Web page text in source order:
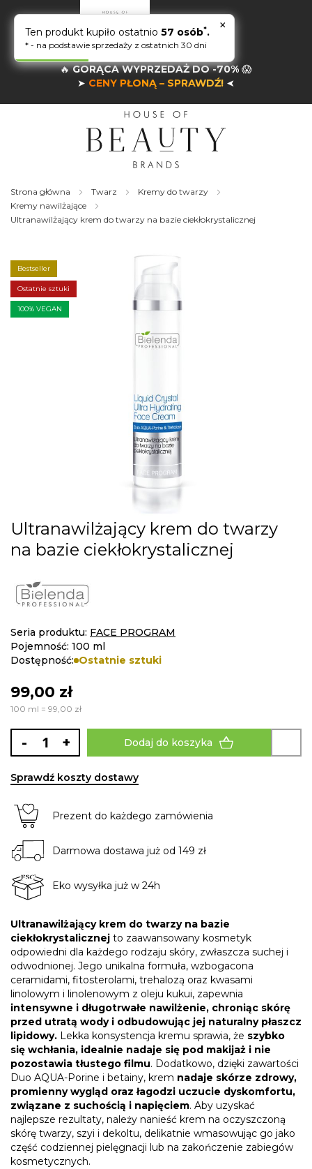
🔥GORĄCA WYPRZEDAŻ DO -70% 😱
➤ CENY PŁONĄ – SPRAWDŹ! ➤
Strona główna Twarz
Kremy do twarzy
Kremy nawilżające
Ultranawilżający krem do twarzy na bazie ciekłokrystalicznej
the
end
of
the
images
Bestseller
Ostatnie sztuki
100% VEGAN
Skip
to
the
the
images
Ultranawilżający krem do twarzy
na bazie ciekłokrystalicznej
Seria produktu: FACE PROGRAM
Pojemność: 100 ml
Dostępność: Ostatnie sztuki
99,00 zł
100 ml = 99,00 zł
- + Dodaj do koszyka
Sprawdź koszty dostawy
Prezent do każdego zamówienia
Darmowa dostawa już od 149 zł
Eko wysyłka już w 24h
Ultranawilżający krem do twarzy na bazie
ciekłokrystalicznej to zaawansowany kosmetyk
odpowiedni dla każdego rodzaju skóry, zwłaszcza suchej i
odwodnionej. Jego unikalna formuła, wzbogacona
ceramidami, fitosterolami, trehalozą oraz kwasami
linolowym i linolenowym z oleju kukui, zapewnia
intensywne i długotrwałe nawilżenie, chroniąc skórę
przed utratą wody i odbudowując jej naturalny płaszcz
lipidowy. Lekka konsystencja kremu sprawia, że szybko
się wchłania, idealnie nadaje się pod makijaż i nie
pozostawia tłustego filmu. Dodatkowo, dzięki zawartości
Duo AQUA-Porine i betainy, krem nadaje skórze zdrowy,
promienny wygląd oraz łagodzi uczucie dyskomfortu,
związane z suchością i napięciem. Aby uzyskać
najlepsze rezultaty, należy nanieść krem na oczyszczoną
skórę twarzy, szyi i dekoltu, delikatnie wmasowując go jako
część codziennej pielęgnacji lub na zakończenie zabiegów
kosmetycznych.
×
Ten produkt kupiło ostatnio 57 osób*.
* - na podstawie sprzedaży z ostatnich 30 dni